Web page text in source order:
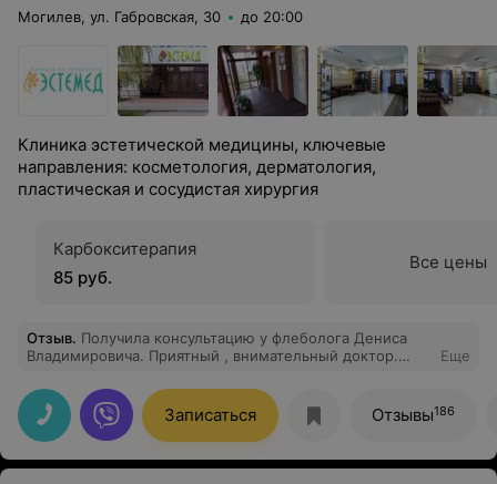
Могилев, ул. Габровская, 30 до 20:00
Клиника эстетической медицины, ключевые
направления: косметология, дерматология,
пластическая и сосудистая хирургия
Карбокситерапия
85 руб.
Все цены
Отзыв. Получила консультацию у флеболога Дениса
Владимировича. Приятный , внимательный доктор.
После операции прошел месяц. Пока что результат
превосходный. Я надеюсь, что эффект сохранится
надолго. Операция недешевая, но выбрала ваш центр
из-за того, что здесь немецкий лазер и материалы. Я
рекомендую однозначно отложить денег и жить с
Еще
Записаться Отзывы186